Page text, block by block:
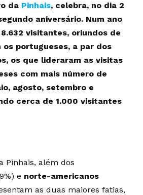
da Pinhais, celebra, no dia 2
aniversário. Num ano
visitantes, oriundos de
os portugueses, a par dos
os que lideraram as visitas
com mais número de
agosto, setembro e
cerca de 1.000 visitantes
Pinhais, além dos
e norte-americanos
as duas maiores fatias,